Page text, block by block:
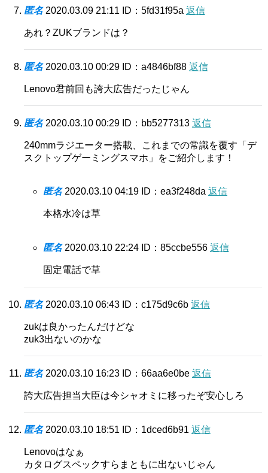
匿名 2020.03.09 21:11 ID：5fd31f95a 返信
あれ？ZUKブランドは？
匿名 2020.03.10 00:29 ID：a4846bf88 返信
Lenovo君前回も誇大広告だったじゃん
匿名 2020.03.10 00:29 ID：bb5277313 返信
240mmラジエーター搭載、これまでの常識を覆す「デ
スクトップゲーミングスマホ」をご紹介します！
匿名 2020.03.10 04:19 ID：ea3f248da 返信
本格水冷は草
匿名 2020.03.10 22:24 ID：85ccbe556 返信
固定電話で草
匿名 2020.03.10 06:43 ID：c175d9c6b 返信
zukは良かったんだけどな
zuk3出ないのかな
匿名 2020.03.10 16:23 ID：66aa6e0be 返信
誇大広告担当大臣は今シャオミに移ったぞ安心しろ
匿名 2020.03.10 18:51 ID：1dced6b91 返信
Lenovoはなぁ
カタログスペックすらまともに出ないじゃん